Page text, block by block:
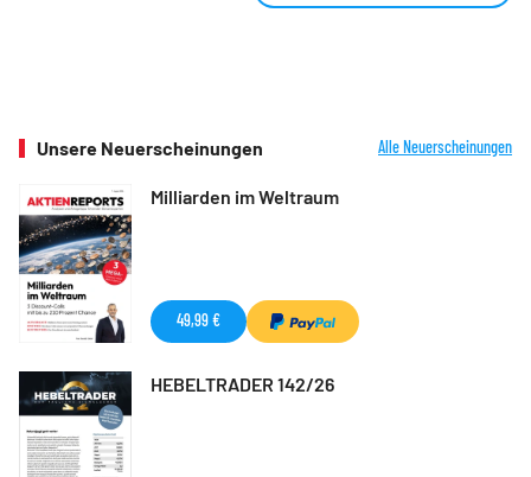
Unsere Neuerscheinungen Alle Neuerscheinungen
Milliarden im Weltraum
49,99 €
HEBELTRADER 142/26